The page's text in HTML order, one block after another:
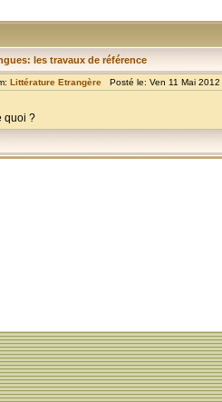
les travaux de référence
Littérature Etrangère Posté le: Ven 11 Mai
quoi ?